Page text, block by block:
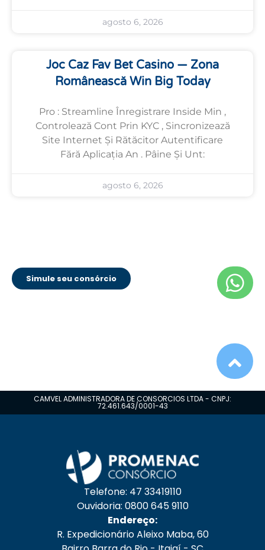
agosto 6, 2026
Joc Caz Fav Bet Casino — Zona
Românească Win Big Today
Pro : Streamline Înregistrare Inside Min ,
Controlează Cont Prin KYC , Sincronizează
Site Internet Și Rătăcitor Autentificare
Fără Aplicația An . Pâine Și Unt:
agosto 6, 2026
Simule seu consórcio
CAMVEL ADMINISTRADORA DE CONSORCIOS LTDA - CNPJ:
72.461.643/0001-43
Telefone: 47 33419110
Ouvidoria: 0800 645 9110
Endereço:
R. Expedicionário Aleixo Maba, 60